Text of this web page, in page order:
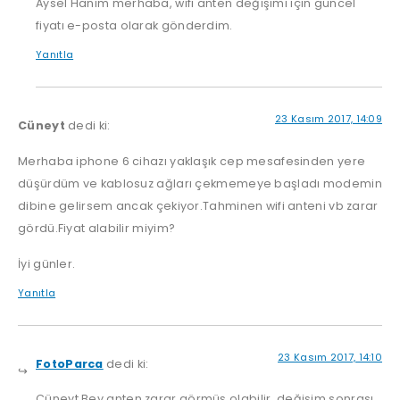
Aysel Hanım merhaba, wifi anten değişimi için güncel
fiyatı e-posta olarak gönderdim.
Yanıtla
Cüneyt dedi ki: 23 Kasım 2017, 14:09
Merhaba iphone 6 cihazı yaklaşık cep mesafesinden yere
düşürdüm ve kablosuz ağları çekmemeye başladı modemin
dibine gelirsem ancak çekiyor.Tahminen wifi anteni vb zarar
gördü.Fiyat alabilir miyim?
İyi günler.
Yanıtla
FotoParca dedi ki: 23 Kasım 2017, 14:10